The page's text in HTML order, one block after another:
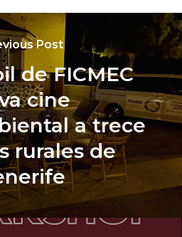
Post
de FICMEC
cine
a trece
rurales de